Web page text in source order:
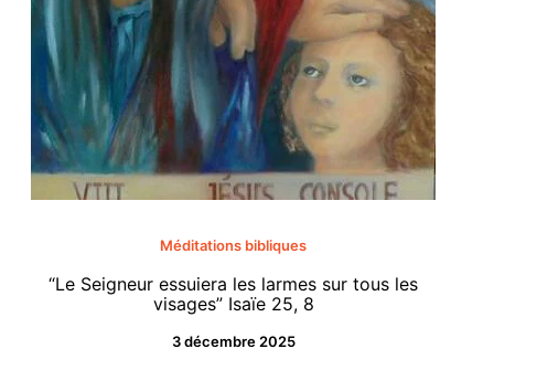
Méditations bibliques
“Le Seigneur essuiera les larmes sur tous les
visages” Isaïe 25, 8
3 décembre 2025